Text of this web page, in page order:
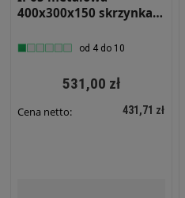
400x300x150 skrzynka
od 4 do 10
531,00 zł
Cena netto: 431,71 zł